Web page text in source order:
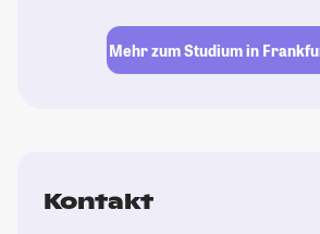
Mehr zum Studium in
Kontakt